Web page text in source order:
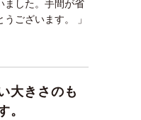
ました。手間が省
ございます。 」
大きさのも
。